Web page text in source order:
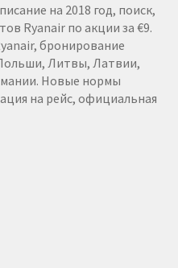
на 2018 год, поиск,
Ryanair по акции за €9.
бронирование
Литвы, Латвии,
Новые нормы
на рейс, официальная